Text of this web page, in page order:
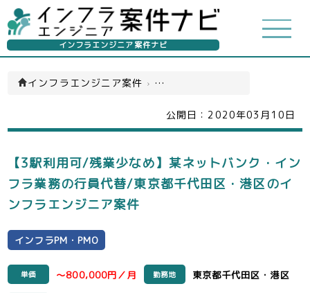
インフラエンジニア案件ナビ
インフラエンジニア案件 › インフラPM・PMO(一覧)
公開日： 2020年03月10日
【3駅利用可/残業少なめ】某ネットバンク・イン
フラ業務の行員代替/東京都千代田区・港区のイ
ンフラエンジニア案件
インフラPM・PMO
単価 ～800,000円／月 勤務地 東京都千代田区・港区